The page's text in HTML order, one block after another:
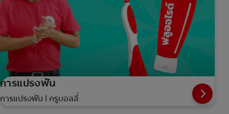
การแปรงฟัน
การแปรงฟัน | ครูบอลลี่